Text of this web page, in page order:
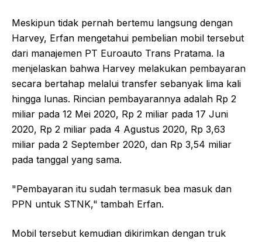
Meskipun tidak pernah bertemu langsung dengan
Harvey, Erfan mengetahui pembelian mobil tersebut
dari manajemen PT Euroauto Trans Pratama. Ia
menjelaskan bahwa Harvey melakukan pembayaran
secara bertahap melalui transfer sebanyak lima kali
hingga lunas. Rincian pembayarannya adalah Rp 2
miliar pada 12 Mei 2020, Rp 2 miliar pada 17 Juni
2020, Rp 2 miliar pada 4 Agustus 2020, Rp 3,63
miliar pada 2 September 2020, dan Rp 3,54 miliar
pada tanggal yang sama.
"Pembayaran itu sudah termasuk bea masuk dan
PPN untuk STNK," tambah Erfan.
Mobil tersebut kemudian dikirimkan dengan truk